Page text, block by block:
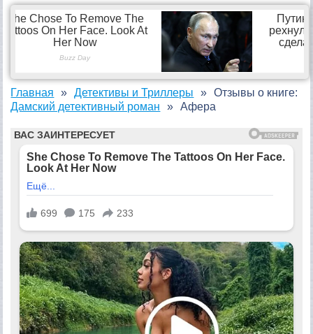
Главная
Детективы и Триллеры
Дамский детективный роман
Отзывы о книге:
Афера